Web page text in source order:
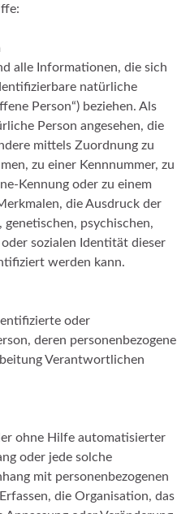
alle Informationen, die sich
natürliche
Person“) beziehen. Als
Person angesehen, die
mittels Zuordnung zu
zu einer Kennnummer, zu
Kennung oder zu einem
die Ausdruck der
psychischen,
sozialen Identität dieser
werden kann.
oder
deren personenbezogene
Verantwortlichen
ohne Hilfe automatisierter
oder jede solche
mit personenbezogenen
die Organisation, das